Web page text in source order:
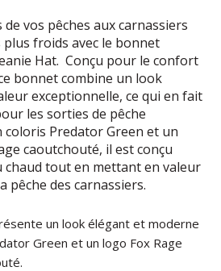
vos pêches aux carnassiers
froids avec le bonnet
Hat. Conçu pour le confort
bonnet combine un look
exceptionnelle, ce qui en fait
les sorties de pêche
coloris Predator Green et un
caoutchouté, il est conçu
chaud tout en mettant en valeur
pêche des carnassiers.
un look élégant et moderne
Green et un logo Fox Rage